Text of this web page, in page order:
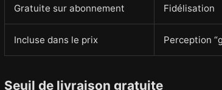
Gratuite sur abonnement Fidélisation
Incluse dans le prix Perception
Seuil de livraison gratuite